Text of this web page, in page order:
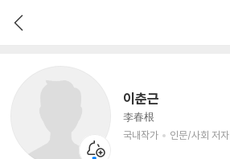
이춘근
李春根
국내작가
인문/사회 저자